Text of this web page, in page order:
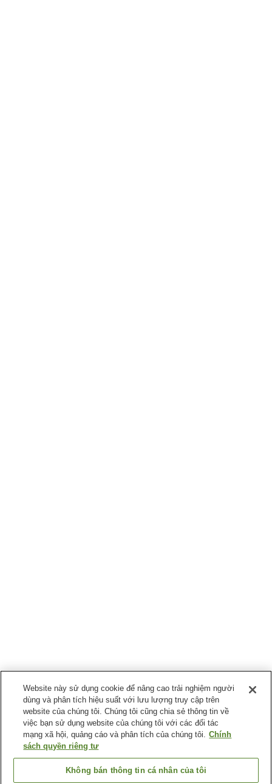
Website này sử dụng cookie để nâng cao trải nghiệm người
dùng và phân tích hiệu suất với lưu lượng truy cập trên
website của chúng tôi. Chúng tôi cũng chia sẻ thông tin về
việc bạn sử dụng website của chúng tôi với các đối tác
mạng xã hội, quảng cáo và phân tích của chúng tôi. Chính
sách quyền riêng tư
Không bán thông tin cá nhân của tôi